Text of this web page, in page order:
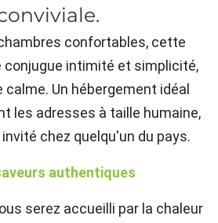
confortables, cette
conjugue intimité et simplicité,
Un hébergement idéal
les adresses à taille humaine,
chez quelqu'un du pays.
authentiques
serez accueilli par la chaleur